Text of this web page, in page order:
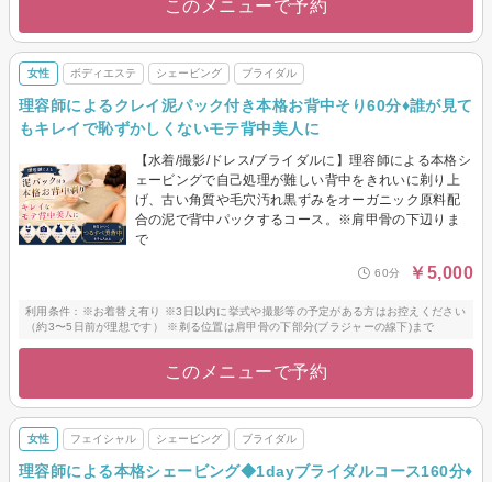
このメニューで予約
女性 ボディエステ シェービング ブライダル
理容師によるクレイ泥パック付き本格お背中そり60分♦︎誰が見て
もキレイで恥ずかしくないモテ背中美人に
【水着/撮影/ドレス/ブライダルに】理容師による本格シ
ェービングで自己処理が難しい背中をきれいに剃り上
げ、古い角質や毛穴汚れ黒ずみをオーガニック原料配
合の泥で背中パックするコース。※肩甲骨の下辺りま
で
60分 ￥5,000
利用条件：※お着替え有り ※3日以内に挙式や撮影等の予定がある方はお控えください
（約3〜5日前が理想です） ※剃る位置は肩甲骨の下部分(ブラジャーの線下)まで
このメニューで予約
女性 フェイシャル シェービング ブライダル
理容師による本格シェービング◆1dayブライダルコース160分♦︎